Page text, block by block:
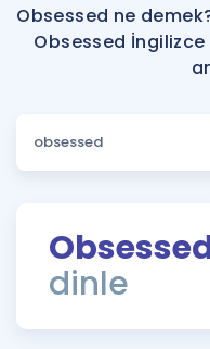
Faydalı Araçlar
Sözlük
Rehberlik Aracı
ÖSYM Sınav
Hakkımızda
Obsessed ne
Obsessed
dinle